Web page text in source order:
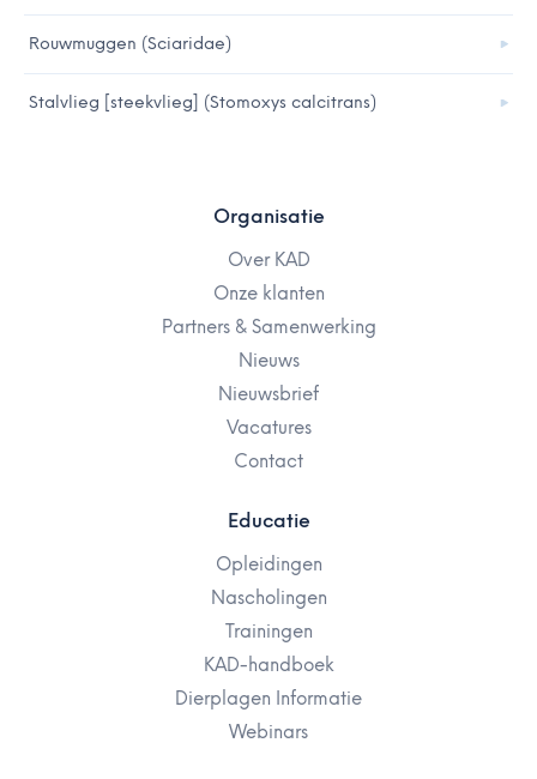
Rouwmuggen (Sciaridae)
Stalvlieg [steekvlieg] (Stomoxys calcitrans)
Organisatie
Over KAD
Onze klanten
Partners & Samenwerking
Nieuws
Nieuwsbrief
Vacatures
Contact
Educatie
Opleidingen
Nascholingen
Trainingen
KAD-handboek
Dierplagen Informatie
Webinars